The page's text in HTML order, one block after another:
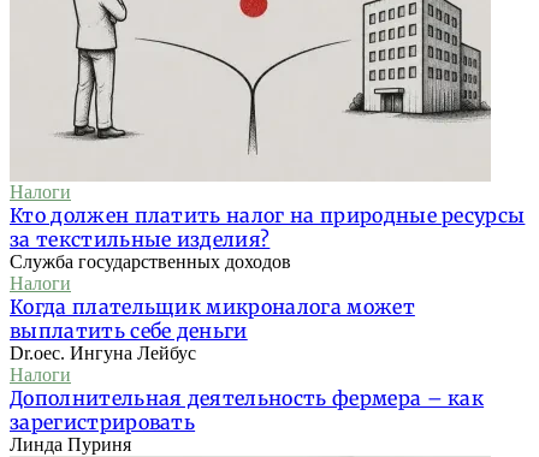
Налоги
Кто должен платить налог на природные ресурсы
за текстильные изделия?
Служба государственных доходов
Налоги
Когда плательщик микроналога может
выплатить себе деньги
Dr.oec. Ингуна Лейбус
Налоги
Дополнительная деятельность фермера – как
зарегистрировать
Линда Пуриня